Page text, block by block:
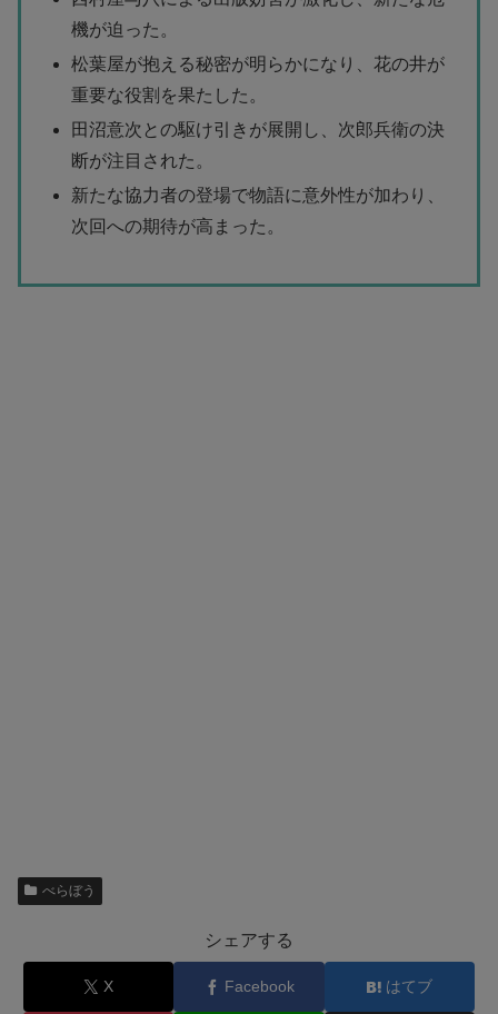
機が迫った。
松葉屋が抱える秘密が明らかになり、花の井が
重要な役割を果たした。
田沼意次との駆け引きが展開し、次郎兵衛の決
断が注目された。
新たな協力者の登場で物語に意外性が加わり、
次回への期待が高まった。
べらぼう
シェアする
X Facebook はてブ